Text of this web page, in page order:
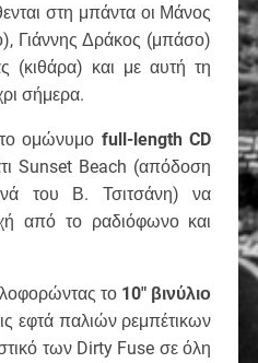
στη μπάντα οι Μάνος
Γιάννης Δράκος (μπάσο)
(κιθάρα) και με αυτή τη
σήμερα.
ομώνυμο full-length CD
Sunset Beach (απόδοση
του Β. Τσιτσάνη) να
από το ραδιόφωνο και
το 10″ βινύλιο
εφτά παλιών ρεμπέτικων
των Dirty Fuse σε όλη